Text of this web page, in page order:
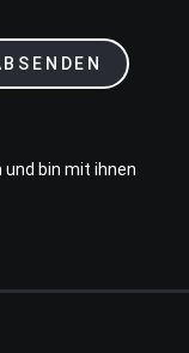
bin mit ihnen